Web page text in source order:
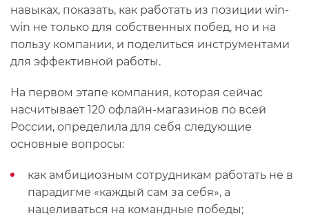
навыках, показать, как работать из позиции win-
win не только для собственных побед, но и на
пользу компании, и поделиться инструментами
для эффективной работы.
На первом этапе компания, которая сейчас
насчитывает 120 офлайн-магазинов по всей
России, определила для себя следующие
основные вопросы:
как амбициозным сотрудникам работать не в
парадигме «каждый сам за себя», а
нацеливаться на командные победы;